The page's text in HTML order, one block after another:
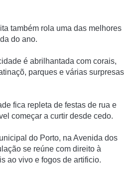
também rola uma das melhores
do ano.
é abrilhantada com corais,
parques e várias surpresas
fica repleta de festas de rua e
começar a curtir desde cedo.
do Porto, na Avenida dos
se reúne com direito à
ao vivo e fogos de artificio.